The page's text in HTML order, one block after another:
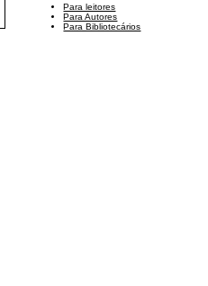
Para leitores
Para Autores
Para Bibliotecários